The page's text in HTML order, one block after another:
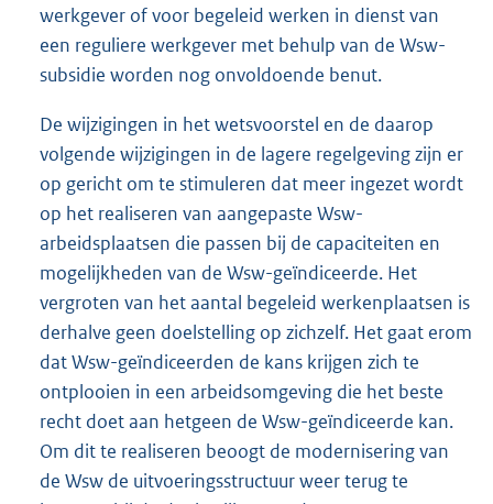
werkgever of voor begeleid werken in dienst van
een reguliere werkgever met behulp van de Wsw-
subsidie worden nog onvoldoende benut.
De wijzigingen in het wetsvoorstel en de daarop
volgende wijzigingen in de lagere regelgeving zijn er
op gericht om te stimuleren dat meer ingezet wordt
op het realiseren van aangepaste Wsw-
arbeidsplaatsen die passen bij de capaciteiten en
mogelijkheden van de Wsw-geïndiceerde. Het
vergroten van het aantal begeleid werkenplaatsen is
derhalve geen doelstelling op zichzelf. Het gaat erom
dat Wsw-geïndiceerden de kans krijgen zich te
ontplooien in een arbeidsomgeving die het beste
recht doet aan hetgeen de Wsw-geïndiceerde kan.
Om dit te realiseren beoogt de modernisering van
de Wsw de uitvoeringsstructuur weer terug te